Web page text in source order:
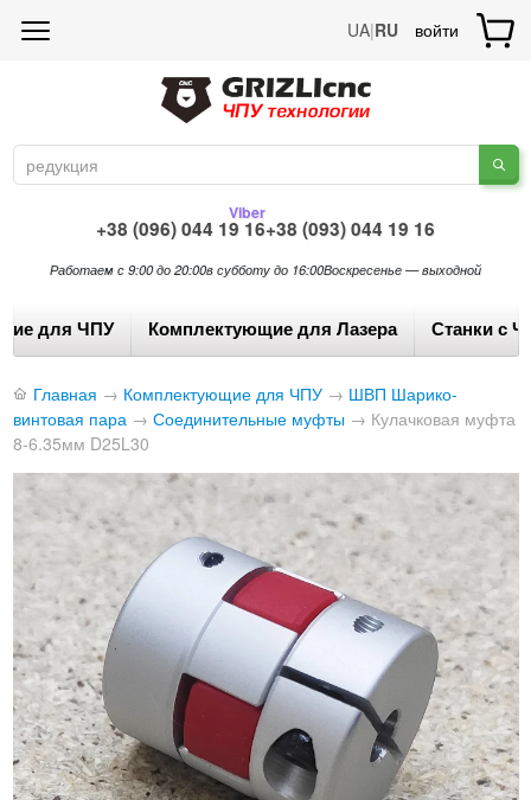
UA|RU войти
+38 (096) 044 19 16
Viber
+38 (093) 044 19 16
Работаем с 9:00 до 20:00в субботу до 16:00Воскресенье — выходной
для ЧПУ Комплектующие для Лазера Станки с
Главная → Комплектующие для ЧПУ → ШВП Шарико-
винтовая пара → Соединительные муфты → Кулачковая муфта
8-6.35мм D25L30